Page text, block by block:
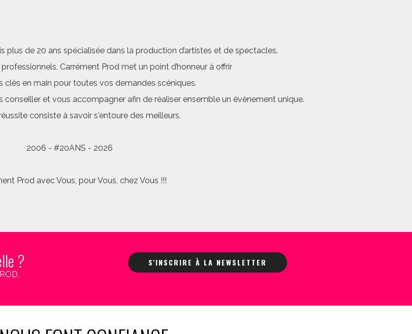
plus de 20 ans spécialisée dans la production d’artistes et de spectacles.
Carrément Prod met un point d’honneur à offrir
clés en main pour toutes vos demandes scéniques.
et vous accompagner afin de réaliser ensemble un évènement unique.
consiste à savoir s'entoure des meilleurs.
2006 - #20ANS - 2026
Prod avec Vous, pour Vous, chez Vous !!!
? S'INSCRIRE À LA NEWSLETTER